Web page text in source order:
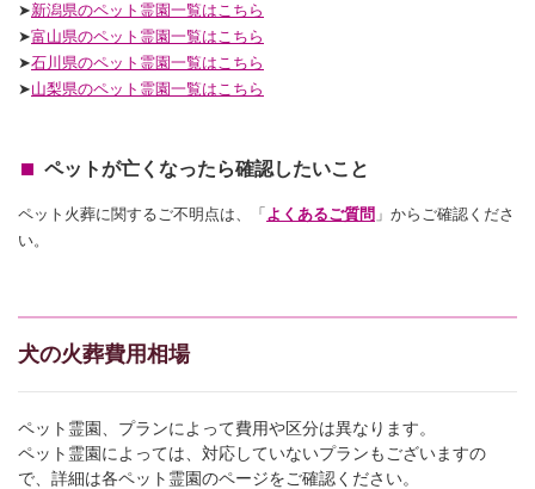
➤新潟県のペット霊園一覧はこちら
➤富山県のペット霊園一覧はこちら
➤石川県のペット霊園一覧はこちら
➤山梨県のペット霊園一覧はこちら
ペットが亡くなったら確認したいこと
ペット火葬に関するご不明点は、「 よくあるご質問 」からご確認くださ
い。
犬の火葬費用相場
ペット霊園、プランによって費用や区分は異なります。
ペット霊園によっては、対応していないプランもございますの
で、詳細は各ペット霊園のページをご確認ください。